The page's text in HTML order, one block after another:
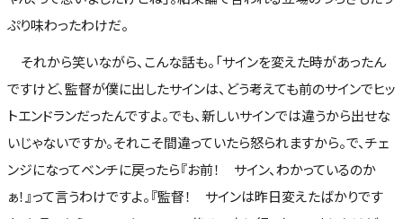
ぷり味わったわけだ。
それから笑いながら、こんな話も。「サインを変えた時があったん
ですけど、監督が僕に出したサインは、どう考えても前のサインでヒッ
トエンドランだったんですよ。でも、新しいサインでは違うから出せな
いじゃないですか。それこそ間違っていたら怒られますから。で、チェ
ンジになってベンチに戻ったら『お前！ サイン、わかっているのか
ぁ！』って言うわけですよ。『監督！ サインは昨日変えたばかりです